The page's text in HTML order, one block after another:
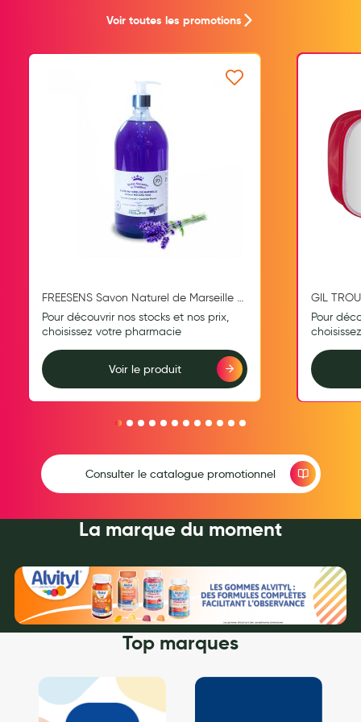
Premiers soins
Pansements
Hygiène nasale
Anti-poux
Piqûres insectes
Appareils
Soins jambes lourdes
Contention veineuse
Accessoires pieds et semelles
Soins ORL
Voir toutes les promotions
FREESENS Savon Naturel de Marseille à
la Fleur de LAVANDE Fl. 1 Litre
Pour découvrir nos stocks et nos prix,
choisissez votre pharmacie
Voir le produit
Ajouter à ma liste d’envie
GIL
Pour
Consulter le catalogue promotionnel
La marque du moment
Top marques